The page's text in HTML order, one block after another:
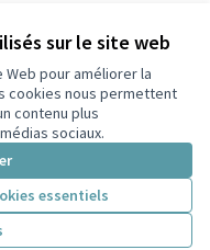
sur le site web
pour améliorer la
cookies nous permettent
contenu plus
sociaux.
essentiels
YouTube
Licence
(Lien